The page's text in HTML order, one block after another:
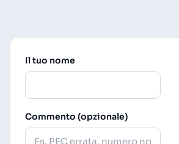
Il tuo nome
Commento (opzionale)